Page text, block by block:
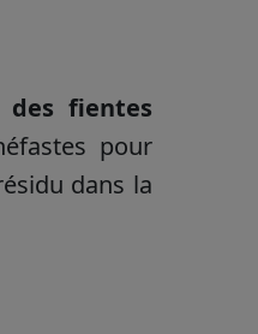
fientes
pour
dans la